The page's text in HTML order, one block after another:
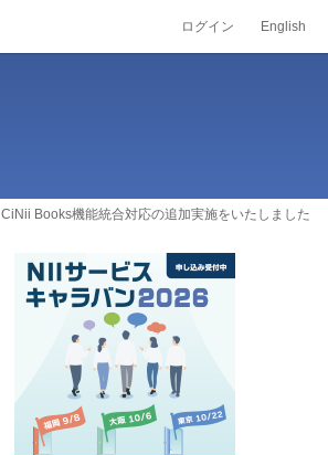
ログイン English
CiNii Books機能統合対応の追加実施をいたしました